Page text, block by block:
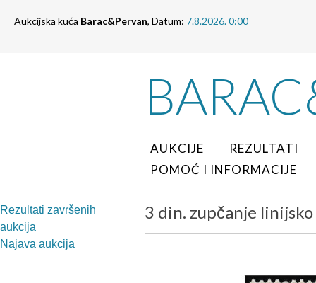
Aukcijska kuća Barac&Pervan, Datum: 7.8.2026. 0:00
AUKCIJE
REZULTATI
POMOĆ I INFORMACIJE
Rezultati završenih
aukcija
Najava aukcija
3 din. zupčanje